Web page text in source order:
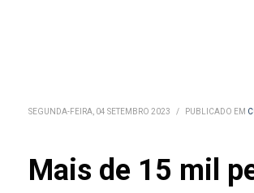
SEGUNDA-FEIRA, 04 SETEMBRO 2023 / PUBLICADO EM
Mais de 15 mil